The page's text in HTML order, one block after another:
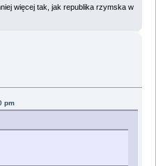
więcej tak, jak republika rzymska w
pm